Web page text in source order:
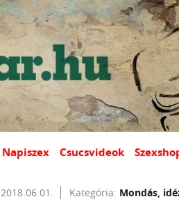
Napiszex Csucsvideok
2018.06.01. Kategória: Mondás,